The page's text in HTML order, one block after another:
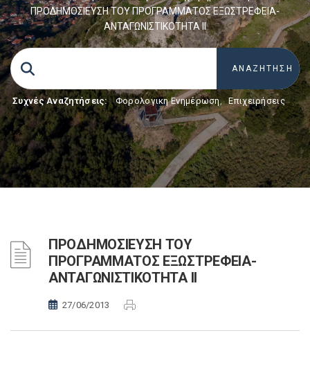
ΠΡΟΔΗΜΟΣΙΕΥΣΗ ΤΟΥ ΠΡΟΓΡΑΜΜΑΤΟΣ ΕΞΩΣΤΡΕΦΕΙΑ-
ΑΝΤΑΓΩΝΙΣΤΙΚΟΤΗΤΑ ΙΙ
Συχνές Αναζητήσεις: Φορολογικη Ενημέρωση, Επιχειρήσεις
ΠΡΟΔΗΜΟΣΙΕΥΣΗ ΤΟΥ
ΠΡΟΓΡΑΜΜΑΤΟΣ ΕΞΩΣΤΡΕΦΕΙΑ-
ΑΝΤΑΓΩΝΙΣΤΙΚΟΤΗΤΑ ΙΙ
27/06/2013